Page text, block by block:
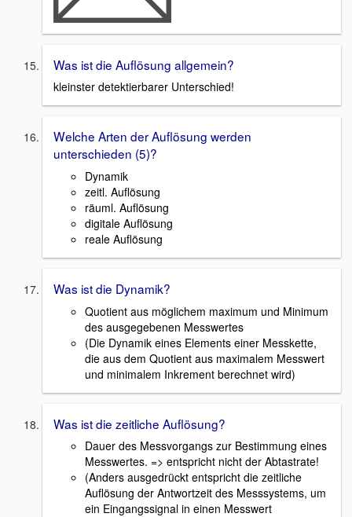
Was ist die Auflösung allgemein?
kleinster detektierbarer Unterschied!
Welche Arten der Auflösung werden
unterschieden (5)?
Dynamik
zeitl. Auflösung
räuml. Auflösung
digitale Auflösung
reale Auflösung
Was ist die Dynamik?
Quotient aus möglichem maximum und Minimum
des ausgegebenen Messwertes
(Die Dynamik eines Elements einer Messkette,
die aus dem Quotient aus maximalem Messwert
und minimalem Inkrement berechnet wird)
Was ist die zeitliche Auflösung?
Dauer des Messvorgangs zur Bestimmung eines
Messwertes. => entspricht nicht der Abtastrate!
(Anders ausgedrückt entspricht die zeitliche
Auflösung der Antwortzeit des Messsystems, um
ein Eingangssignal in einen Messwert